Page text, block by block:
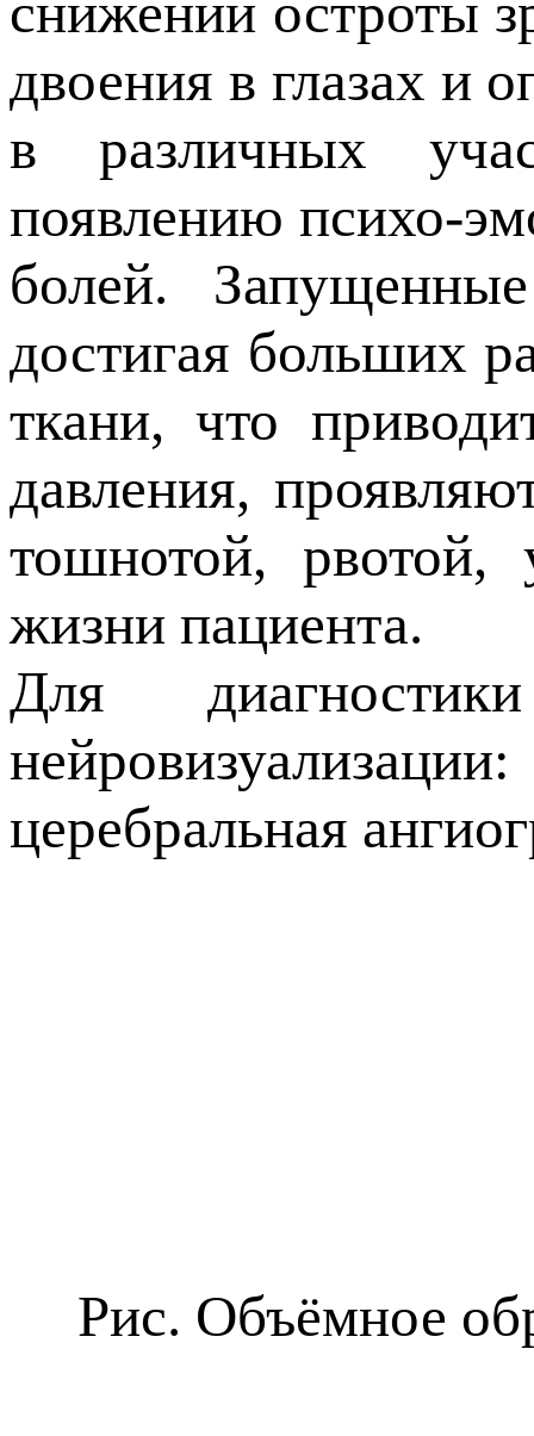
двоения в глазах и
в различных
появлению психо-
болей.
достигая больших
ткани, что
давления,
тошнотой, рвотой,
жизни пациента.
Для
церебральная
Рис. Объёмное